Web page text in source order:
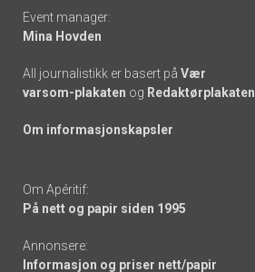
Event manager:
Mina Hovden
All journalistikk er basert på Vær
varsom-plakaten og Redaktørplakaten
Om informasjonskapsler
Om Apéritif:
På nett og papir siden 1995
Annonsere:
Informasjon og priser nett/papir